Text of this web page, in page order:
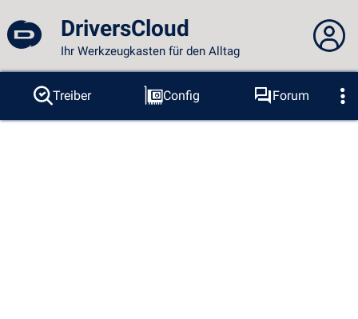
DriversCloud
Ihr Werkzeugkasten für den Alltag
Sie sind nicht angemeldet...
Anmelden
Treiber Config
Forum
Sonden
BSOD Tools